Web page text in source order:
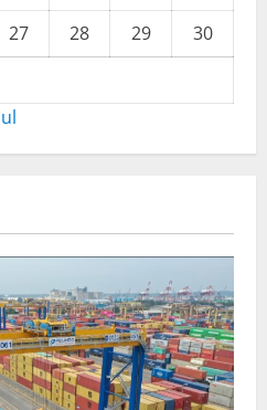
27 28 29
30